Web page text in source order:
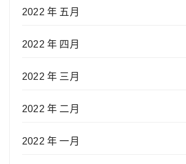
2022 年 五月
2022 年 四月
2022 年 三月
2022 年 二月
2022 年 一月